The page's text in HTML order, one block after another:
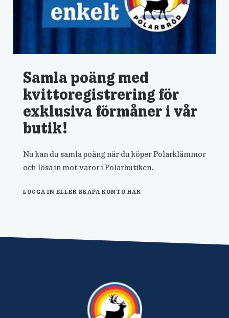
Samla poäng med
kvittoregistrering för
exklusiva förmåner i vår
butik!
Nu kan du samla poäng när du köper Polarklämmor
och lösa in mot varor i Polarbutiken.
LOGGA IN ELLER SKAPA KONTO HÄR